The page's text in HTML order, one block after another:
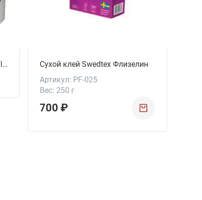
Краска для стен и потолков Flügger Flutex Pro 5
Сухой клей Swedtex Флизелин
Артикул: PF-025
Вес: 250 г
700 ₽